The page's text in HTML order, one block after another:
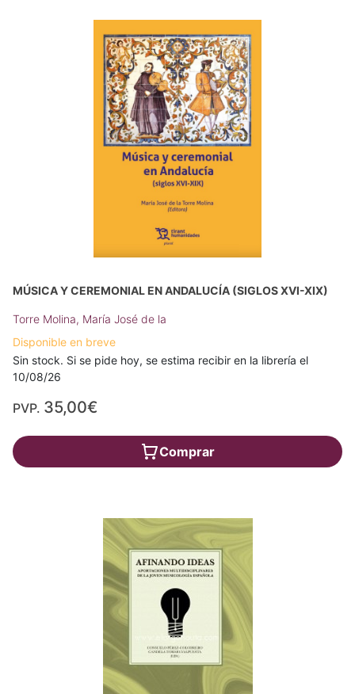
MÚSICA Y CEREMONIAL EN ANDALUCÍA (SIGLOS XVI-XIX)
Torre Molina, María José de la
Disponible en breve
Sin stock. Si se pide hoy, se estima recibir en la librería el
10/08/26
PVP. 35,00€
Comprar